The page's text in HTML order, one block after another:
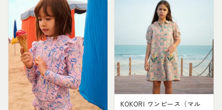
KOKORI ワンピース（マル